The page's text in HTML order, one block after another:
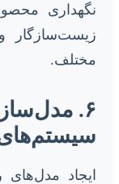
نگهداری
زیست‌سازگار
مختلف.
۶.
ایجاد مدل‌های